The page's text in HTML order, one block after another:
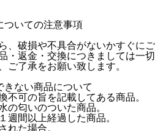
ついての注意事項
、破損や不具合がないかすぐにご
・返金・交換につきましては一切
ご了承をお願い致します。
ない商品について
可の旨を記載してある商品。
匂いのついた商品。
間以上経過した商品。
れた場合。